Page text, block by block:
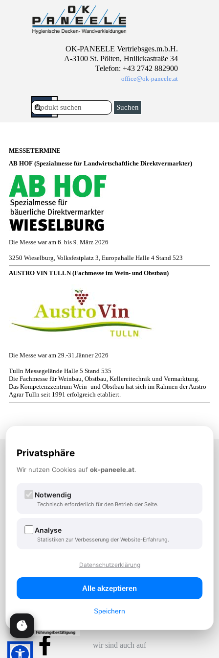
Direkt zum Seiteninhalt
OK-PANEELE Vertriebsges.m.b.H.
A-3100 St. Pölten, Hnilickastraße 34
Telefon: +43 2742 882900
office@ok-paneele.at
Suchen
Menü überspringen
MESSETERMINE
AB HOF (Spezialmesse für Landwirtschaftliche Direktvermarkter)
Die Messe war am 6. bis 9. März 2026
3250 Wieselburg, Volksfestplatz 3, Europahalle Halle 4 Stand 523
AUSTRO VIN TULLN (Fachmesse im Wein- und Obstbau)
Die Messe war am 29.-31.Jänner 2026
Tulln Messegelände Halle 5 Stand 535
Die Fachmesse für Weinbau, Obstbau, Kellereitechnik und Vermarktung.
Das Kompetenzzentrum Wein- und Obstbau hat sich im Rahmen der Austro
Agrar Tulln seit 1991 erfolgreich etabliert.
Zum Anfrageformular
A-3100 St. Pölten, Hnilickastraße 34
TEL:
+43 2742 882900
Der Profi wenn es um Paneele geht
Öffnungszeiten - Büro
Fr: 08:00 – 12:00 Uhr
wir sind auch auf
Privatsphäre
Wir nutzen Cookies aufok-paneele.at.
Notwendig
Technisch erforderlich für den Betrieb der Seite.
Analyse
Statistiken zur Verbesserung der Website-Erfahrung.
Datenschutzerklärung
Alle akzeptieren
Speichern